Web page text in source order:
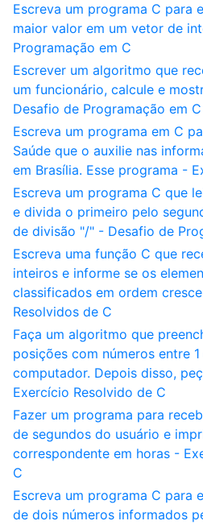
Escreva um programa C para
maior valor em um vetor de
Programação em C
Escrever um algoritmo que
um funcionário, calcule e
Desafio de Programação em C
Escreva um programa em C
Saúde que o auxilie nas
em Brasília. Esse programa -
Escreva um programa C que
e divida o primeiro pelo
de divisão "/" - Desafio de
Escreva uma função C que
inteiros e informe se os
classificados em ordem
Resolvidos de C
Faça um algoritmo que
posições com números entre
computador. Depois disso,
Exercício Resolvido de C
Fazer um programa para
de segundos do usuário e
correspondente em horas -
C
Escreva um programa C para
de dois números informados